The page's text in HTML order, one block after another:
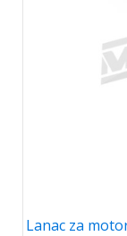
Lanac za